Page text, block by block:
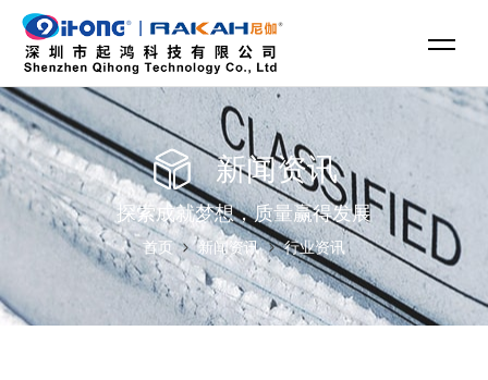
新闻资讯
探索成就梦想，质量赢得发展
首页 新闻资讯 行业资讯